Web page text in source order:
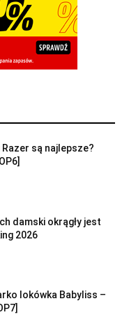
Razer są najlepsze?
damski okrągły jest
2026
lokówka Babyliss –